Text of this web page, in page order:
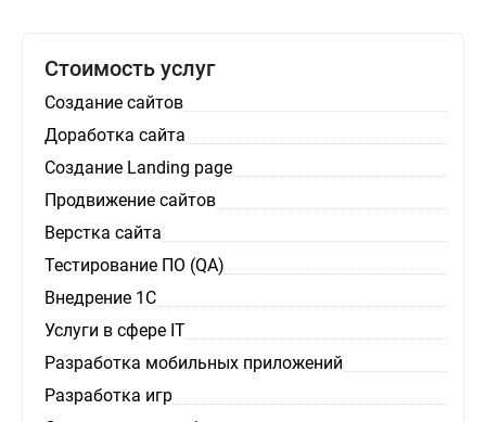
Стоимость услуг
Создание сайтов
Доработка сайта
Создание Landing page
Продвижение сайтов
Верстка сайта
Тестирование ПО (QA)
Внедрение 1C
Услуги в сфере IT
Разработка мобильных приложений
Разработка игр